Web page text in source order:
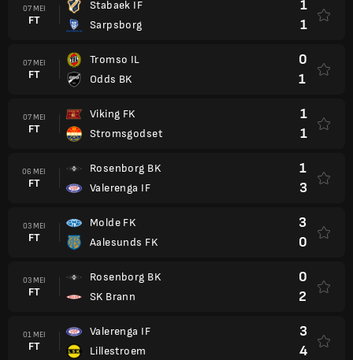
07 MEI
FT
Stabaek IF
Sarpsborg
1
1
07 MEI
FT
Tromso IL
Odds BK
0
1
07 MEI
FT
Viking FK
Stromsgodset
1
1
06 MEI
FT
Rosenborg BK
Valerenga IF
1
3
03 MEI
FT
Molde FK
Aalesunds FK
3
0
03 MEI
FT
Rosenborg BK
SK Brann
0
2
01 MEI
FT
Valerenga IF
Lillestroem
3
4